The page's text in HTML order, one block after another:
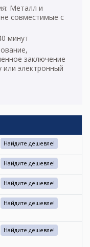
Металл и
совместимые с
минут
заключение
или электронный
Найдите дешевле!
Найдите дешевле!
Найдите дешевле!
Найдите дешевле!
Найдите дешевле!